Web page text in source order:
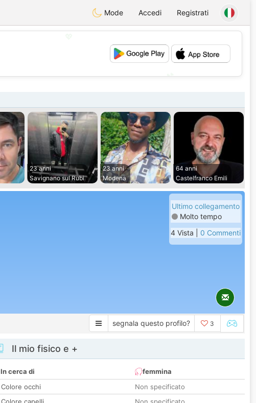
Mode Accedi Registrati
23 anni
Savignano sul Rubi
23 anni
Modena
64 anni
Castelfranco Emili
Ultimo collegamento
Molto tempo
4 Vista | 0 Commenti
segnala questo profilo? 3
Il mio fisico e +
In cerca di
femmina
Colore occhi
Non specificato